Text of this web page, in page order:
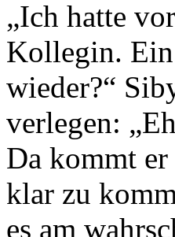
„Ich hatte
Kollegin.
wieder?“
verlegen:
Da kommt
klar zu
es am